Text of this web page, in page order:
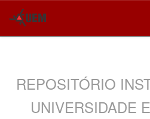
REPOSITÓRIO
UNIVERSIDADE